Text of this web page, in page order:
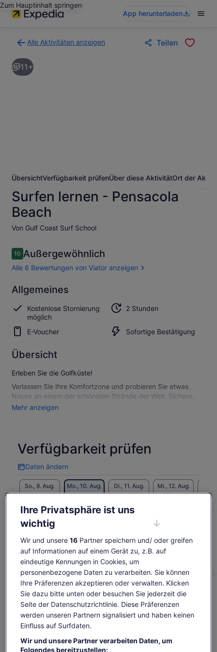
Zum Hauptinhalt springen
App herunterladen
Alle Aktivitäten anzeigen
zur
Ergebnisseite
für
Teilen
11+
ÜbersichtVerfügbarkeit prüfenÜber diese AktivitätOrt der
Surfen lernen - Pensacola
Beach
Von Gulf Coast Surf School
Bewertungen
1010 von 10.
Außergewöhnlich
Alle 6 Bewertungen von Viator anzeigen
10.010.0 von 10
Außergewöhnlich
Alle 6
Bewertungen
von Viator
anzeigen
Allgemeines
Kostenlose Stornierung
möglich
2 Stunden
E-Voucher Sofortige Bestätigung
Übersicht
Erleben Sie die Golfküste!
Verlassen Sie Ihre Komfortzone und probieren Sie etwas
Neues an einem der schönsten Strände der Welt. Sichere,
lustige Familienaktivität.
Mehr anzeigen
Verfügbarkeit prüfen
Daten ändern
Daten
ändern
So., 9. Aug. Mo., 10. Aug. Di., 11. Aug. Mi., 12. Aug.
Preis
beträgt
87 €
pro
Erw.*
* Sichere
dir
niedrigere
Preise,
indem
du
mehr
87 €
inkl. Steuern & Gebühren
pro Erw.*
* Sichere dir niedrigere Preise, indem du mehr als
2 Erwachsene auswählst
Tickets anzeigen
Einige Inhalte dieser Seite wurden möglicherweise
maschinell übersetzt
Originaltext anzeigen (Englisch)
Feedback zu dieser Übersetzung geben Wird
in
neuen
Tab
geöffnet
Das ist im Preis enthalten
Abgefülltes Trinkwasser in Flaschen
Surfbrett
Sonnencreme
Rash Guard / Neoprenanzug
Ihre Privatsphäre ist uns
wichtig
Wir und unsere 16Partner speichern und/ oder greifen
auf Informationen auf einem Gerät zu, z.B. auf
eindeutige Kennungen in Cookies, um
personenbezogene Daten zu verarbeiten. Sie können
Ihre Präferenzen akzeptieren oder verwalten. Klicken
Sie dazu bitte unten oder besuchen Sie jederzeit die
Seite der Datenschutzrichtlinie. Diese Präferenzen
werden unseren Partnern signalisiert und haben keinen
Einfluss auf Surfdaten.
Wir und unsere Partner verarbeiten Daten, um
Folgendes bereitzustellen: